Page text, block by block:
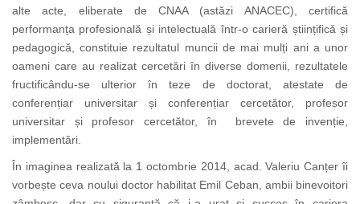
alte acte, eliberate de CNAA (astăzi ANACEC), certifică
performanța profesională și intelectuală într-o carieră științifică și
pedagogică, constituie rezultatul muncii de mai mulți ani a unor
oameni care au realizat cercetări în diverse domenii, rezultatele
fructificându-se ulterior în teze de doctorat, atestate de
conferențiar universitar și conferențiar cercetător, profesor
universitar și profesor cercetător, în brevete de invenție,
implementări.
În imaginea realizată la 1 octombrie 2014, acad. Valeriu Canțer îi
vorbește ceva noului doctor habilitat Emil Ceban, ambii binevoitori